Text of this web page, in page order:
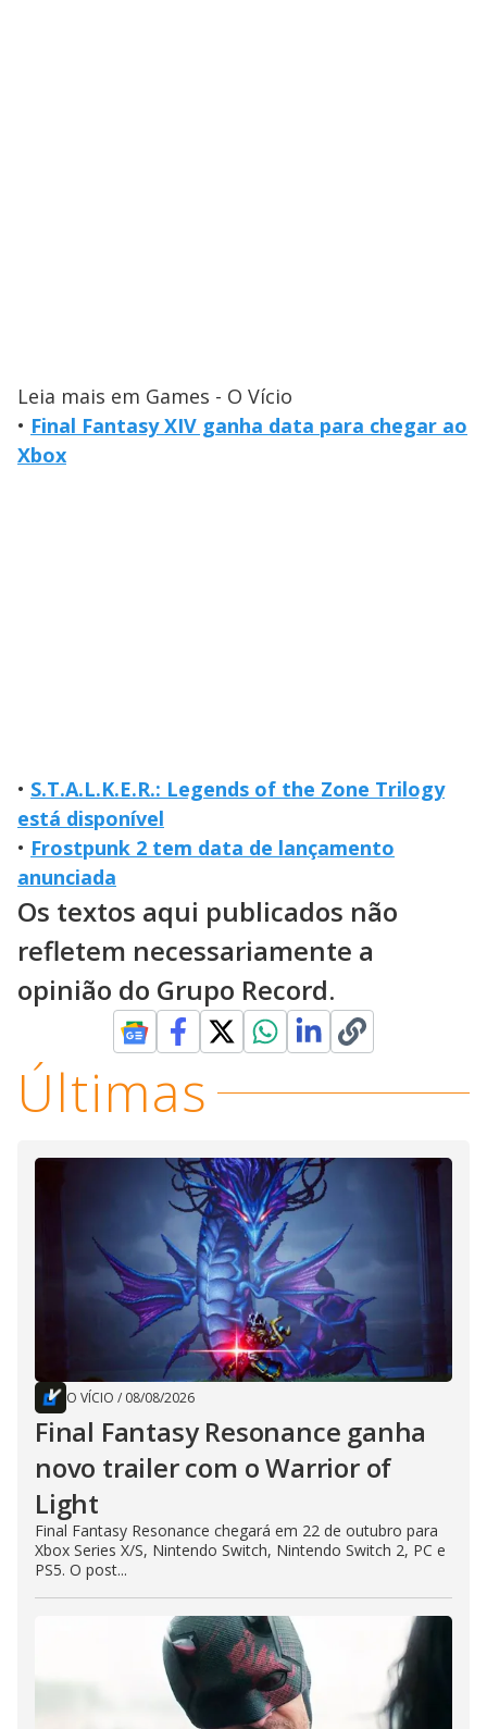
Leia mais em Games - O Vício
• Final Fantasy XIV ganha data para chegar ao
Xbox
• S.T.A.L.K.E.R.: Legends of the Zone Trilogy
está disponível
• Frostpunk 2 tem data de lançamento
anunciada
Os textos aqui publicados não
refletem necessariamente a
opinião do Grupo Record.
Últimas
O VÍCIO / 08/08/2026
Final Fantasy Resonance ganha
novo trailer com o Warrior of
Light
Final Fantasy Resonance chegará em 22 de outubro para
Xbox Series X/S, Nintendo Switch, Nintendo Switch 2, PC e
PS5. O post...